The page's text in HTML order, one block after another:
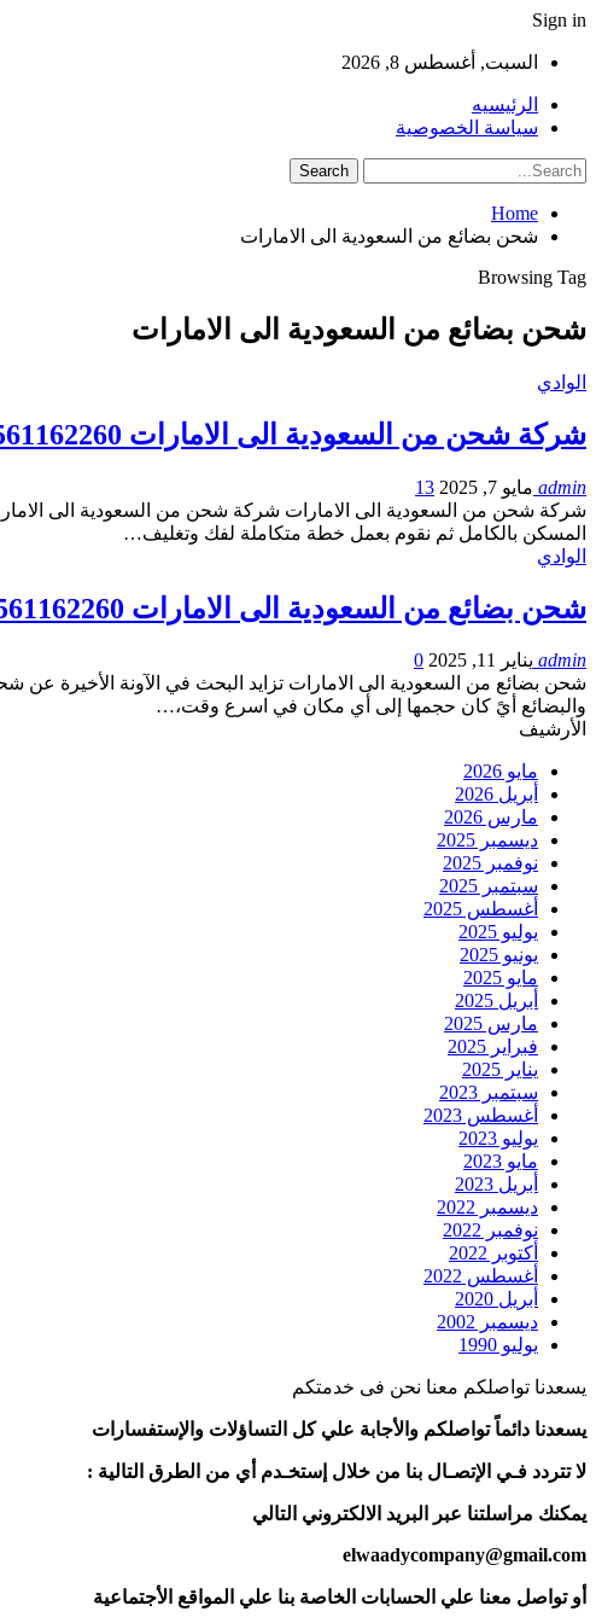
Sign in
السبت, أغسطس 8, 2026
الرئيسيه
سياسة الخصوصية
Home
شحن بضائع من السعودية الى الامارات
Browsing Tag
شحن بضائع من السعودية الى الامارات
الوادي
شركة شحن من السعودية الى الامارات 0561162260
admin مايو 7, 2025
13
شركة شحن من السعودية الى الامارات شركة شحن من السعودية الى
المسكن بالكامل ثم نقوم بعمل خطة متكاملة لفك وتغليف…
الوادي
شحن بضائع من السعودية الى الامارات 0561162260
admin يناير 11, 2025
0
شحن بضائع من السعودية الى الامارات تزايد البحث في الآونة الأخيرة
والبضائع أيً كان حجمها إلى أي مكان في اسرع وقت،…
الأرشيف
مايو 2026
أبريل 2026
مارس 2026
ديسمبر 2025
نوفمبر 2025
سبتمبر 2025
أغسطس 2025
يوليو 2025
يونيو 2025
مايو 2025
أبريل 2025
مارس 2025
فبراير 2025
يناير 2025
سبتمبر 2023
أغسطس 2023
يوليو 2023
مايو 2023
أبريل 2023
ديسمبر 2022
نوفمبر 2022
أكتوبر 2022
أغسطس 2022
أبريل 2020
ديسمبر 2002
يوليو 1990
يسعدنا تواصلكم معنا نحن فى خدمتكم
يسعدنا دائماً تواصلكم والأجابة علي كل التساؤلات والإستفسارات
لا تتردد فـي الإتصـال بنا من خلال إستخـدم أي من الطرق التالية :
يمكنك مراسلتنا عبر البريد الالكتروني التالي
elwaadycompany@gmail.com
أو تواصل معنا علي الحسابات الخاصة بنا علي المواقع الأجتماعية